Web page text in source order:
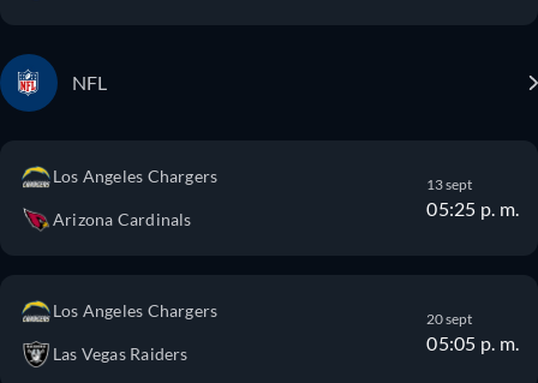
NFL
Los Angeles Chargers
Arizona Cardinals
13 sept
05:25 p. m.
Los Angeles Chargers
Las Vegas Raiders
20 sept
05:05 p. m.